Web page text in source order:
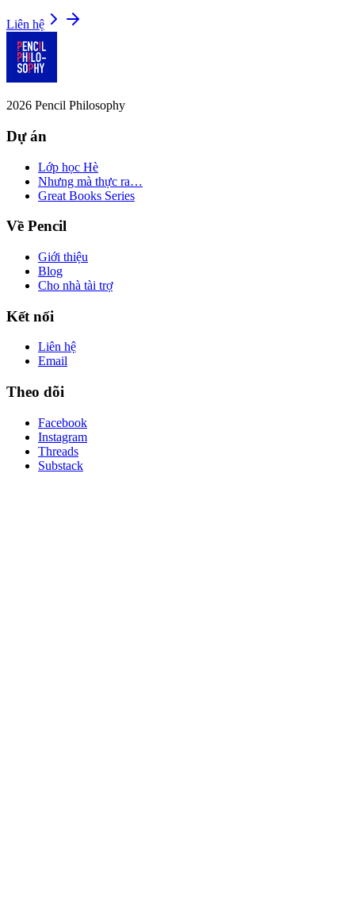
Liên hệ
2026 Pencil Philosophy
Dự án
Lớp học Hè
Nhưng mà thực ra…
Great Books Series
Về Pencil
Giới thiệu
Blog
Cho nhà tài trợ
Kết nối
Liên hệ
Email
Theo dõi
Facebook
Instagram
Threads
Substack